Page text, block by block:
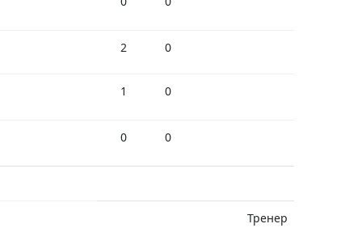
2 0
1 0
0 0
Тренер